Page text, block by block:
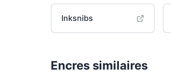
Inksnibs
Encres similaires